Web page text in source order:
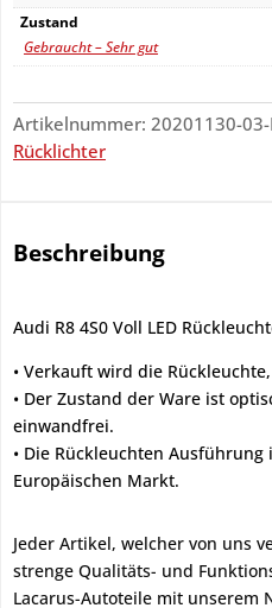
Beschreibung
Audi R8 4S0 Voll LED
• Verkauft wird die
• Der Zustand der Ware ist
einwandfrei.
• Die Rückleuchten Ausführung
Europäischen Markt.
Jeder Artikel, welcher von uns
strenge Qualitäts- und
Lacarus-Autoteile mit unserem
Zustand
Gebraucht – Sehr gut
Artikelnummer: 20201130-03-
Rücklichter